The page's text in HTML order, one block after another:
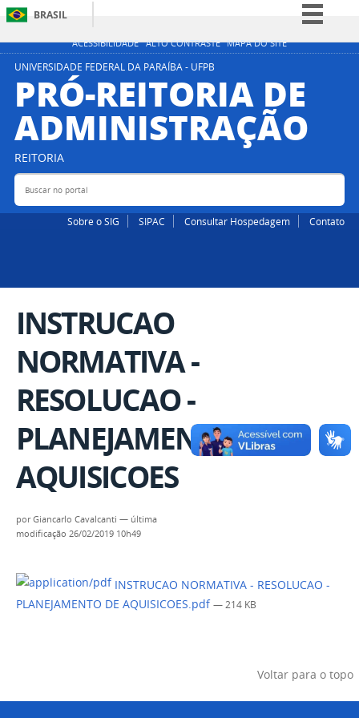
ACESSIBILIDADE ALTO CONTRASTE MAPA DO SITE
BRASIL
Simplifique!
Participe
Acesso à informação
Legislação
UNIVERSIDADE FEDERAL DA PARAÍBA - UFPB
PRÓ-REITORIA DE
ADMINISTRAÇÃO
REITORIA
Buscar no portal
Sobre o SIG SIPAC Consultar Hospedagem Contato
INSTRUCAO
NORMATIVA -
RESOLUCAO -
PLANEJAMENTO DE
AQUISICOES
porGiancarlo Cavalcanti — última
modificação 26/02/2019 10h49
INSTRUCAO NORMATIVA - RESOLUCAO -
PLANEJAMENTO DE AQUISICOES.pdf — 214 KB
Voltar para o topo